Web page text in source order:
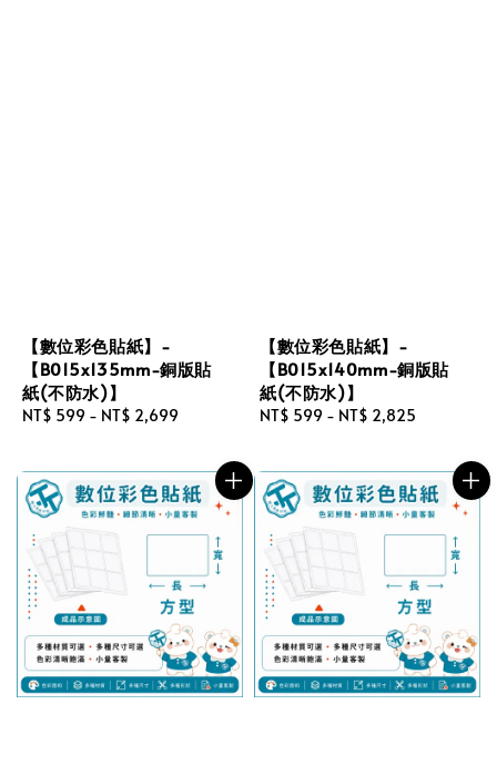
【數位彩色貼紙】-
【B015x135mm-銅版貼
紙(不防水)】
Regular
NT$ 599 - NT$ 2,699
【數位彩色貼紙】-
【B015x140mm-銅版貼
紙(不防水)】
Regular
NT$ 599 - NT$ 2,825